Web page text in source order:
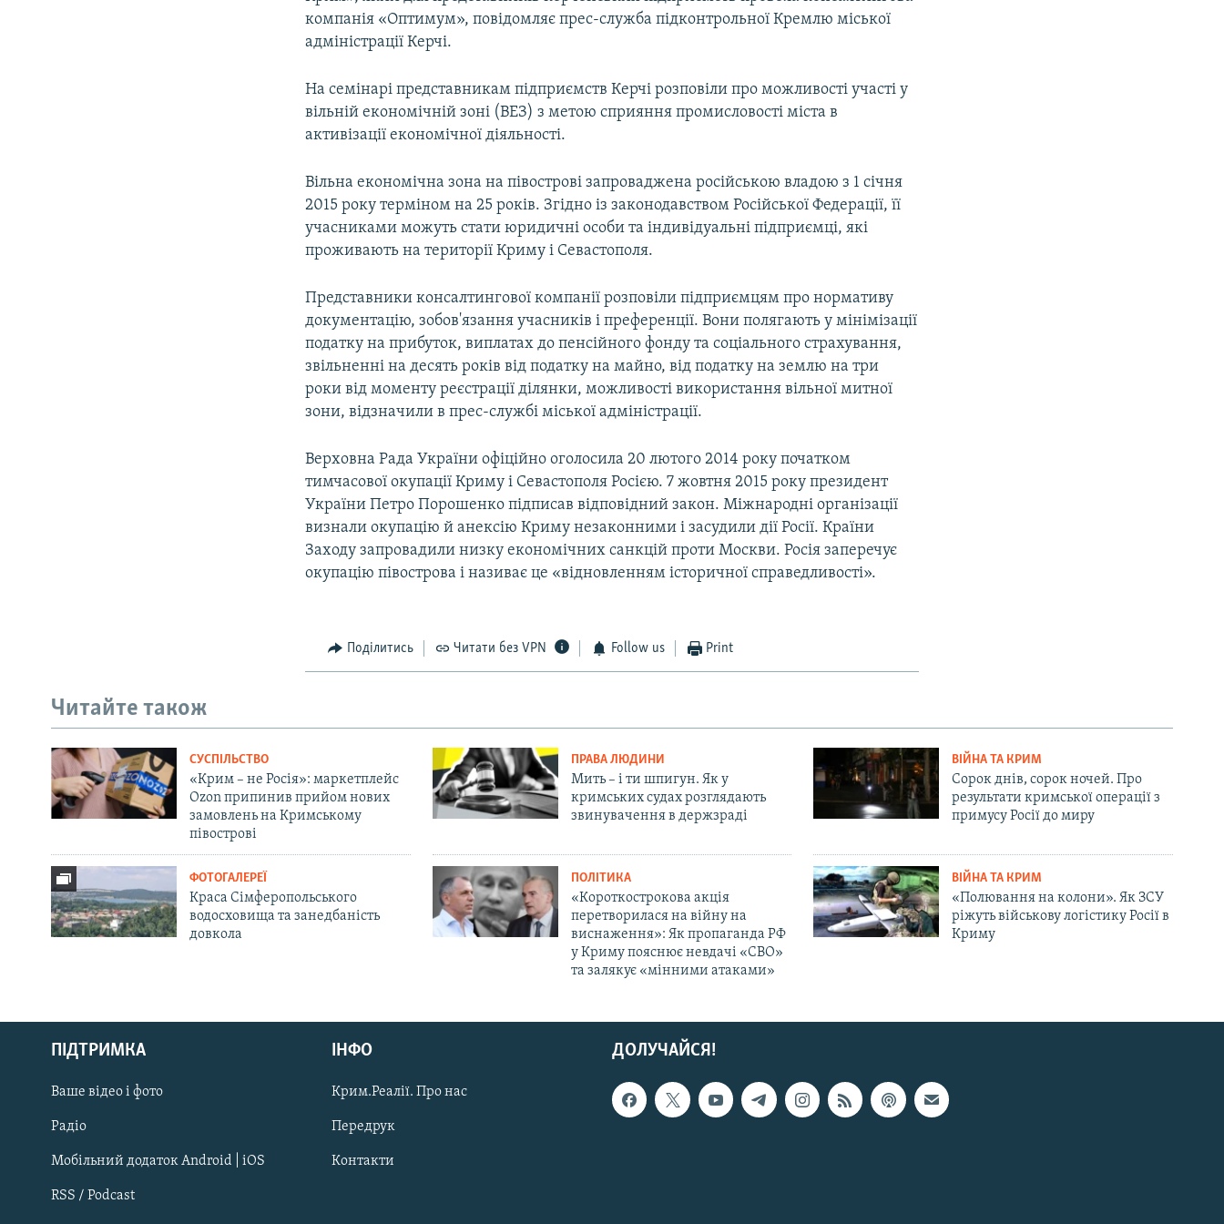
Русский
Qırımtatar
ДОЛУЧАЙСЯ!
компанія «Оптимум», повідомляє прес-служба підконтрольної Кремлю міської
адміністрації Керчі.
На семінарі представникам підприємств Керчі розповіли про можливості участі у
вільній економічній зоні (ВЕЗ) з метою сприяння промисловості міста в
активізації економічної діяльності.
Вільна економічна зона на півострові запроваджена російською владою з 1 січня
2015 року терміном на 25 років. Згідно із законодавством Російської Федерації, її
учасниками можуть стати юридичні особи та індивідуальні підприємці, які
проживають на території Криму і Севастополя.
Представники консалтингової компанії розповіли підприємцям про нормативу
документацію, зобов'язання учасників і преференції. Вони полягають у мінімізації
податку на прибуток, виплатах до пенсійного фонду та соціального страхування,
звільненні на десять років від податку на майно, від податку на землю на три
роки від моменту реєстрації ділянки, можливості використання вільної митної
зони, відзначили в прес-службі міської адміністрації.
Верховна Рада України офіційно оголосила 20 лютого 2014 року початком
тимчасової окупації Криму і Севастополя Росією. 7 жовтня 2015 року президент
України Петро Порошенко підписав відповідний закон. Міжнародні організації
визнали окупацію й анексію Криму незаконними і засудили дії Росії. Країни
Заходу запровадили низку економічних санкцій проти Москви. Росія заперечує
окупацію півострова і називає це «відновленням історичної справедливості».
Поділитись Читати без VPN Follow us Print
Читайте також
СУСПІЛЬСТВО
«Крим – не Росія»: маркетплейс
Ozon припинив прийом нових
замовлень на Кримському
півострові
ПРАВА ЛЮДИНИ
Мить – і ти шпигун. Як у
кримських судах розглядають
звинувачення в держзраді
ВІЙНА ТА КРИМ
Сорок днів, сорок ночей. Про
результати кримської операції з
примусу Росії до миру
ФОТОГАЛЕРЕЇ
Краса Сімферопольського
водосховища та занедбаність
довкола
ПОЛІТИКА
«Короткострокова акція
перетворилася на війну на
виснаження»: Як пропаганда РФ
у Криму пояснює невдачі «СВО»
та залякує «мінними атаками»
ВІЙНА ТА КРИМ
«Полювання на колони». Як ЗСУ
ріжуть військову логістику Росії в
Криму
ДОЛУЧАЙСЯ!
ПІДТРИМКА
Ваше відео і фото
Радіо
Мобільний додаток Android | iOS
RSS / Podcast
ІНФО
Крим.Реалії. Про нас
Передрук
Контакти